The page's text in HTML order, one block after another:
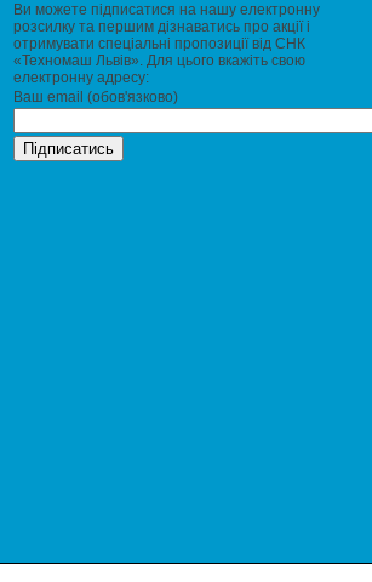
Ви можете підписатися на нашу електронну
розсилку та першим дізнаватись про акції і
отримувати спеціальні пропозиції від СНК
«Техномаш Львів». Для цього вкажіть свою
електронну адресу:
Ваш email (обов'язково)